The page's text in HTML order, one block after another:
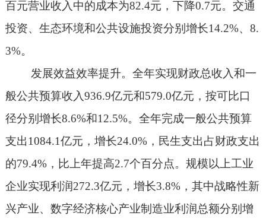
百元营业收入中的成本为82.4元，下降0.7元。交通
投资、生态环境和公共设施投资分别增长14.2%、 8.
3%。
发展效益效率提升。全年实现财政总收入和一
般公共预算收入936.9亿元和579.0亿元，按可比口
径分别增长8.6%和12.5%。全年完成一般公共预算
支出1084.1亿元，增长24.0%，民生支出占财政支出
的79.4%，比上年提高2.7个百分点。规模以上工业
企业实现利润272.3亿元，增长3.8%，其中战略性新
兴产业、数字经济核心产业制造业利润总额分别增